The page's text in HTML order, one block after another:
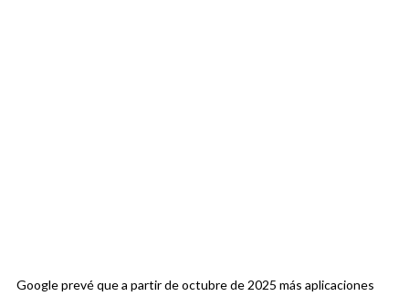
Google prevé que a partir de octubre de 2025 más aplicaciones